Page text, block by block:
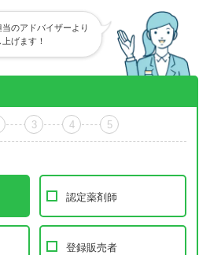
のアドバイザーより
げます！
3 4 5
認定薬剤師
登録販売者